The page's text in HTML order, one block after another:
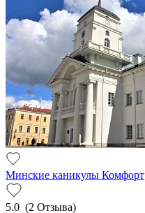
Минские каникулы Комфорт
5.0 (2 Отзыва)